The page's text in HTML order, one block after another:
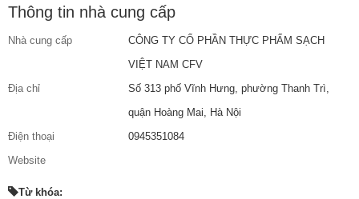
Thông tin nhà cung cấp
Nhà cung cấp
CÔNG TY CỔ PHẦN THỰC PHẨM SẠCH
VIỆT NAM CFV
Địa chỉ
Số 313 phố Vĩnh Hưng, phường Thanh Trì,
quận Hoàng Mai, Hà Nội
Điện thoại
0945351084
Website
Từ khóa: